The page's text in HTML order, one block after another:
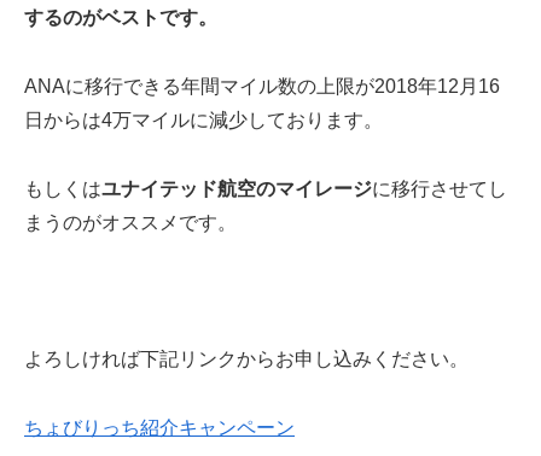
するのがベストです。
ANAに移行できる年間マイル数の上限が2018年12月16
日からは4万マイルに減少しております。
もしくはユナイテッド航空のマイレージに移行させてし
まうのがオススメです。
よろしければ下記リンクからお申し込みください。
ちょびりっち紹介キャンペーン